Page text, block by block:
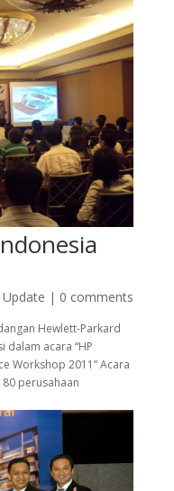
| 0 comments
Hewlett-Parkard
dalam acara “HP
Workshop 2011” Acara
perusahaan